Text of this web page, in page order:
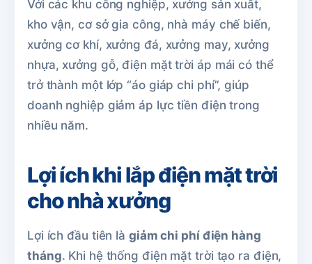
Với các khu công nghiệp, xưởng sản xuất,
kho vận, cơ sở gia công, nhà máy chế biến,
xưởng cơ khí, xưởng đá, xưởng may, xưởng
nhựa, xưởng gỗ, điện mặt trời áp mái có thể
trở thành một lớp “áo giáp chi phí”, giúp
doanh nghiệp giảm áp lực tiền điện trong
nhiều năm.
Lợi ích khi lắp điện mặt trời
cho nhà xưởng
Lợi ích đầu tiên là giảm chi phí điện hàng
tháng. Khi hệ thống điện mặt trời tạo ra điện,